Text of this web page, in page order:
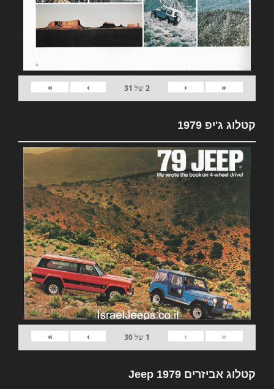
«
‹
2של 31
›
»
קטלוג ג'יפ 1979
«
‹
1 של30
›
»
קטלוג אביזרים 1979 Jeep